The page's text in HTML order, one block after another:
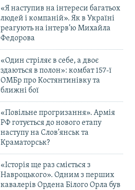
«Я наступив на інтереси багатьох
людей і компаній». Як в Україні
реагують на інтерв’ю Михайла
Федорова
«Один стріляє в себе, а двоє
здаються в полон»: комбат 157-ї
ОМБр про Костянтинівку та
ближні бої
«Повільне прогризання». Армія
РФ готується до нового етапу
наступу на Слов’янськ та
Краматорськ?
«Історія ще раз сміється з
Навроцького». Одним з перших
кавалерів Ордена Білого Орла був